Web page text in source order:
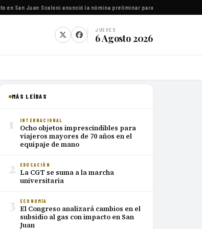
San Juan·Scaloni anunció la nómina preliminar para el Mundial 2026
JUEVES
6 Agosto 2026
MÁS LEÍDAS
1 INTERNACIONAL
Ocho objetos imprescindibles para
viajeros mayores de 70 años en el
equipaje de mano
2 EDUCACIÓN
La CGT se suma a la marcha
universitaria
3 ECONOMÍA
El Congreso analizará cambios en el
subsidio al gas con impacto en San
Juan